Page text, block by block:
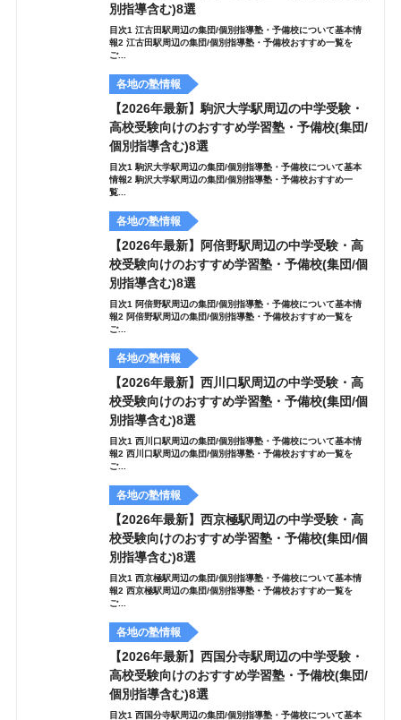
別指導含む)8選
目次1 江古田駅周辺の集団/個別指導塾・予備校について基本情
報2 江古田駅周辺の集団/個別指導塾・予備校おすすめ一覧を
ご...
各地の塾情報
【2026年最新】駒沢大学駅周辺の中学受験・
高校受験向けのおすすめ学習塾・予備校(集団/
個別指導含む)8選
目次1 駒沢大学駅周辺の集団/個別指導塾・予備校について基本
情報2 駒沢大学駅周辺の集団/個別指導塾・予備校おすすめ一
覧...
各地の塾情報
【2026年最新】阿倍野駅周辺の中学受験・高
校受験向けのおすすめ学習塾・予備校(集団/個
別指導含む)8選
目次1 阿倍野駅周辺の集団/個別指導塾・予備校について基本情
報2 阿倍野駅周辺の集団/個別指導塾・予備校おすすめ一覧を
ご...
各地の塾情報
【2026年最新】西川口駅周辺の中学受験・高
校受験向けのおすすめ学習塾・予備校(集団/個
別指導含む)8選
目次1 西川口駅周辺の集団/個別指導塾・予備校について基本情
報2 西川口駅周辺の集団/個別指導塾・予備校おすすめ一覧を
ご...
各地の塾情報
【2026年最新】西京極駅周辺の中学受験・高
校受験向けのおすすめ学習塾・予備校(集団/個
別指導含む)8選
目次1 西京極駅周辺の集団/個別指導塾・予備校について基本情
報2 西京極駅周辺の集団/個別指導塾・予備校おすすめ一覧を
ご...
各地の塾情報
【2026年最新】西国分寺駅周辺の中学受験・
高校受験向けのおすすめ学習塾・予備校(集団/
個別指導含む)8選
目次1 西国分寺駅周辺の集団/個別指導塾・予備校について基本